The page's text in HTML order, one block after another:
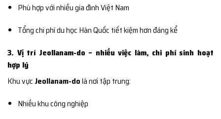
Phù hợp với nhiều gia đình Việt Nam
Tổng chi phí du học Hàn Quốc tiết kiệm hơn đáng kể
3. Vị trí Jeollanam-do – nhiều việc làm, chi phí sinh hoạt
hợp lý
Khu vực Jeollanam-dolà nơi tập trung:
Nhiều khu công nghiệp